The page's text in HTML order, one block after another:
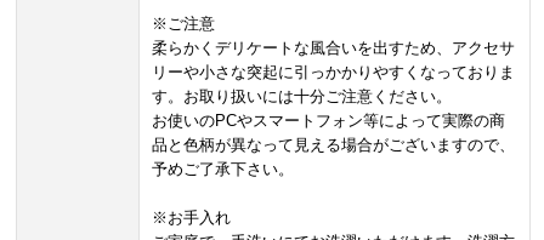
※ご注意
柔らかくデリケートな風合いを出すため、アクセサ
リーや小さな突起に引っかかりやすくなっておりま
す。お取り扱いには十分ご注意ください。
お使いのPCやスマートフォン等によって実際の商
品と色柄が異なって見える場合がございますので、
予めご了承下さい。
※お手入れ